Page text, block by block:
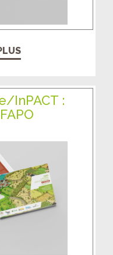
InPACT :